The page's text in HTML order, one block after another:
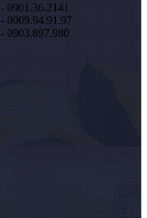
0901.36.2141
0909.94.91.97
0903.897.980